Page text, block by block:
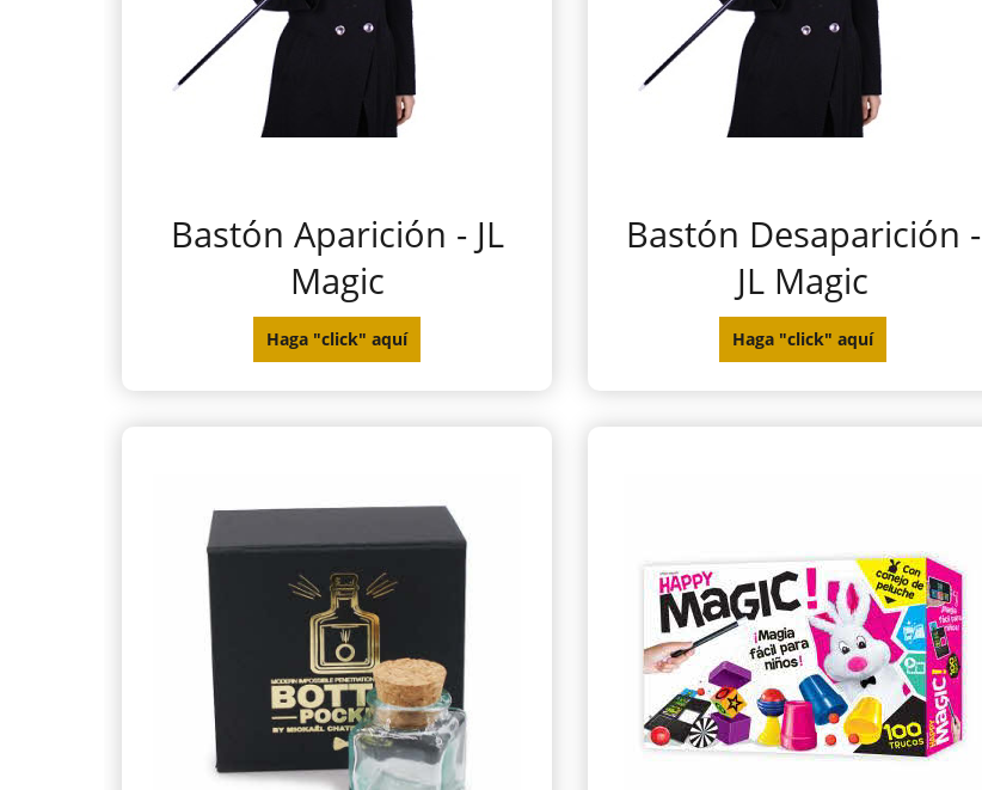
Bastón Aparición - JL
Magic
Haga "click" aquí
Bastón Desaparición -
JL Magic
Haga "click" aquí